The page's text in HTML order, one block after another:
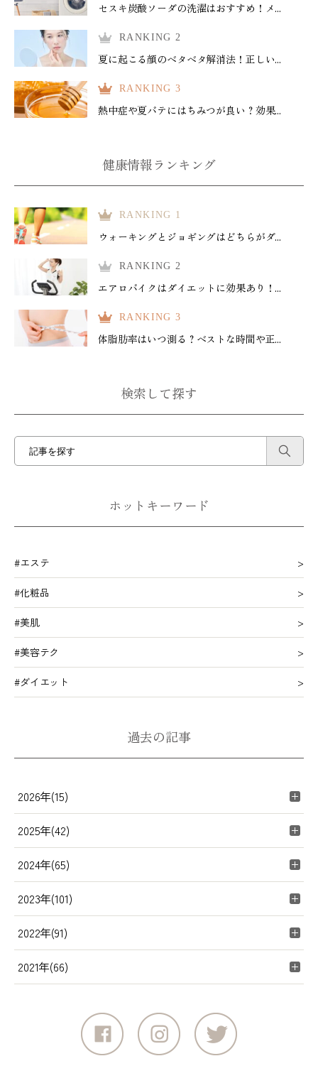
セスキ炭酸ソーダの洗濯はおすすめ！メ...
RANKING 2
夏に起こる顔のベタベタ解消法！正しい...
RANKING 3
熱中症や夏バテにはちみつが良い？効果...
健康情報ランキング
RANKING 1
ウォーキングとジョギングはどちらがダ...
RANKING 2
エアロバイクはダイエットに効果あり！...
RANKING 3
体脂肪率はいつ測る？ベストな時間や正...
検索して探す
ホットキーワード
#エステ
#化粧品
#美肌
#美容テク
#ダイエット
過去の記事
2026年(15)
2025年(42)
2024年(65)
2023年(101)
2022年(91)
2021年(66)